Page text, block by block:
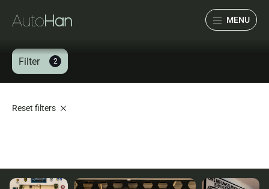
MENU
Verkocht
Filter 2
Reset filters